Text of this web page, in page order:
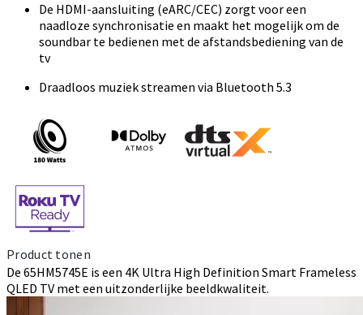
De HDMI-aansluiting (eARC/CEC) zorgt voor een
naadloze synchronisatie en maakt het mogelijk om de
soundbar te bedienen met de afstandsbediening van de
tv
Draadloos muziek streamen via Bluetooth 5.3
Product tonen
De 65HM5745E is een 4K Ultra High Definition Smart Frameless
QLED TV met een uitzonderlijke beeldkwaliteit.